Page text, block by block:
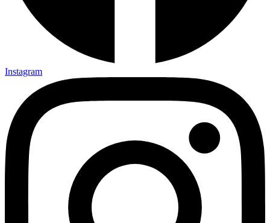
Instagram